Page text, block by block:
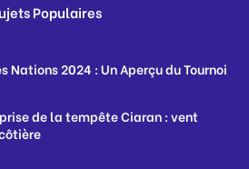
Populaires
Nations 2024 : Un Aperçu du Tournoi
de la tempête Ciaran : vent